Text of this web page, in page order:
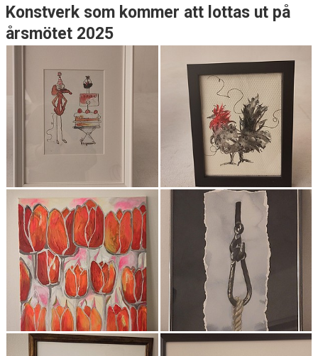
Konstverk som kommer att lottas ut på
årsmötet 2025